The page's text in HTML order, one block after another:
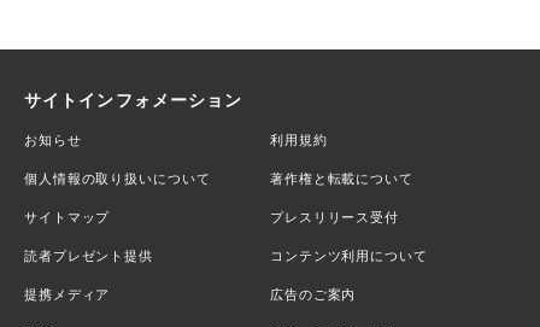
サイトインフォメーション
お知らせ 利用規約
個人情報の取り扱いについて 著作権と転載について
サイトマップ プレスリリース受付
読者プレゼント提供 コンテンツ利用について
提携メディア 広告のご案内